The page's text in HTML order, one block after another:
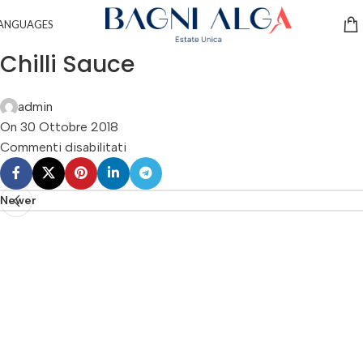
Chilli Sauce
admin
On 30 Ottobre 2018
Commenti disabilitati
Newer